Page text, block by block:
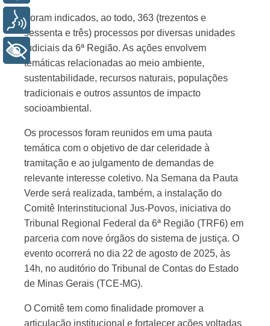
Foram indicados, ao todo, 363 (trezentos e
sessenta e três) processos por diversas unidades
judiciais da 6ª Região. As ações envolvem
temáticas relacionadas ao meio ambiente,
sustentabilidade, recursos naturais, populações
tradicionais e outros assuntos de impacto
socioambiental.
Os processos foram reunidos em uma pauta
temática com o objetivo de dar celeridade à
tramitação e ao julgamento de demandas de
relevante interesse coletivo. Na Semana da Pauta
Verde será realizada, também, a instalação do
Comitê Interinstitucional Jus-Povos, iniciativa do
Tribunal Regional Federal da 6ª Região (TRF6) em
parceria com nove órgãos do sistema de justiça. O
evento ocorrerá no dia 22 de agosto de 2025, às
14h, no auditório do Tribunal de Contas do Estado
de Minas Gerais (TCE-MG).
O Comitê tem como finalidade promover a
articulação institucional e fortalecer ações voltadas
Voz
+ Acessibilidade